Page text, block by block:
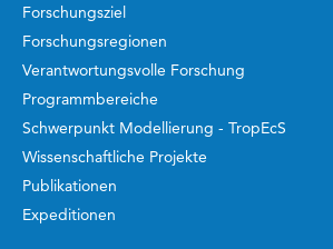
Forschungsziel
Forschungsregionen
Verantwortungsvolle Forschung
Programmbereiche
Schwerpunkt Modellierung - TropEcS
Wissenschaftliche Projekte
Publikationen
Expeditionen